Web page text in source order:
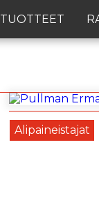
TUOTTEET
Alipaineistajat